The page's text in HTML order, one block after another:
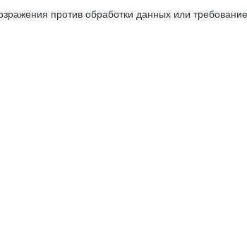
против обработки данных или